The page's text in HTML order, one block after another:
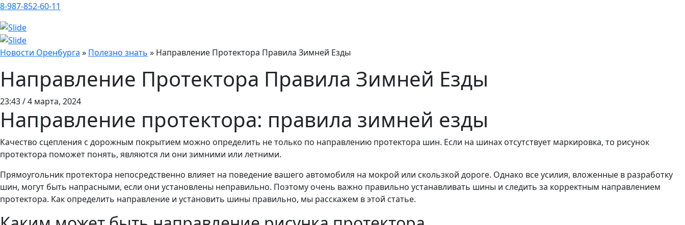
8-987-852-60-11
Новости Оренбурга » Полезно знать » Направление Протектора Правила Зимней Езды
Направление Протектора Правила Зимней Езды
23:43 / 4 марта, 2024
Направление протектора: правила зимней езды
Качество сцепления с дорожным покрытием можно определить не только по направлению протектора шин. Если на шинах отсутствует маркировка, то рисунок
протектора поможет понять, являются ли они зимними или летними.
Прямоугольник протектора непосредственно влияет на поведение вашего автомобиля на мокрой или скользкой дороге. Однако все усилия, вложенные в разработку
шин, могут быть напрасными, если они установлены неправильно. Поэтому очень важно правильно устанавливать шины и следить за корректным направлением
протектора. Как определить направление и установить шины правильно, мы расскажем в этой статье.